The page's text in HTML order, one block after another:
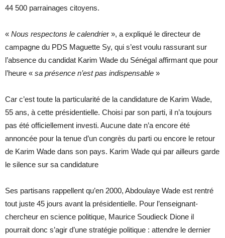
44 500 parrainages citoyens.
« Nous respectons le calendrier », a expliqué le directeur de
campagne du PDS Maguette Sy, qui s’est voulu rassurant sur
l’absence du candidat Karim Wade du Sénégal affirmant que pour
l’heure « sa présence n’est pas indispensable »
Car c’est toute la particularité de la candidature de Karim Wade,
55 ans, à cette présidentielle. Choisi par son parti, il n’a toujours
pas été officiellement investi. Aucune date n’a encore été
annoncée pour la tenue d’un congrès du parti ou encore le retour
de Karim Wade dans son pays. Karim Wade qui par ailleurs garde
le silence sur sa candidature
Ses partisans rappellent qu’en 2000, Abdoulaye Wade est rentré
tout juste 45 jours avant la présidentielle. Pour l’enseignant-
chercheur en science politique, Maurice Soudieck Dione il
pourrait donc s’agir d’une stratégie politique : attendre le dernier